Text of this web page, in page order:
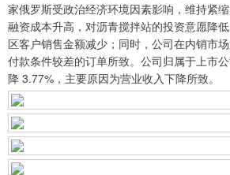
家俄罗斯受政治经济环境因素影响，维持紧
融资成本升高，对沥青搅拌站的投资意愿降
区客户销售金额减少；同时，公司在内销市场
付款条件较差的订单所致。公司归属于上市
降 3.77%，主要原因为营业收入下降所致。